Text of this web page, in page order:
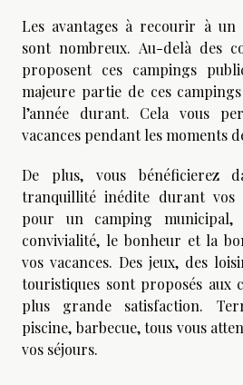
Les avantages à recourir à un
sont nombreux. Au-delà des
proposent ces campings
majeure partie de ces
l’année durant. Cela vous
vacances pendant les moments
De plus, vous bénéficierez
tranquillité inédite durant vos
pour un camping municipal,
convivialité, le bonheur et la
vos vacances. Des jeux, des
touristiques sont proposés aux
plus grande satisfaction.
piscine, barbecue, tous vous
vos séjours.